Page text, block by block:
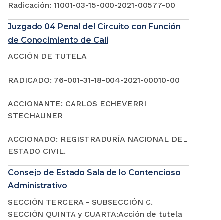
Radicación: 11001-03-15-000-2021-00577-00
Juzgado 04 Penal del Circuito con Función
de Conocimiento de Cali
ACCIÓN DE TUTELA
RADICADO: 76-001-31-18-004-2021-00010-00
ACCIONANTE: CARLOS ECHEVERRI
STECHAUNER
ACCIONADO: REGISTRADURÍA NACIONAL DEL
ESTADO CIVIL.
Consejo de Estado Sala de lo Contencioso
Administrativo
SECCIÓN TERCERA - SUBSECCIÓN C.
SECCIÓN QUINTA y CUARTA:Acción de tutela